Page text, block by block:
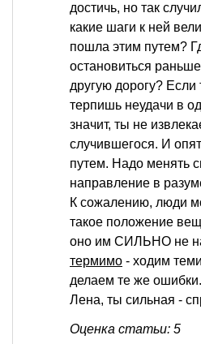
достичь, но так
какие шаги к ней
пошла этим путем?
остановиться
другую дорогу? Если
терпишь неудачи в
значит, ты не
случившегося. И
путем. Надо менять
направление в
К сожалению, люди
такое положение
оно им СИЛЬНО не
термимо - ходим
делаем те же
Лена, ты сильная -
Оценка статьи: 5